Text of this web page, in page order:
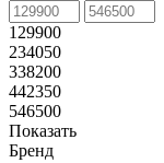
129900
234050
338200
442350
546500
Показать
Бренд